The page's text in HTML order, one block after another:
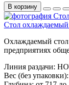
В корзину
Стол
Охлаждаемый
предприятиях
Линия раздачи:
Вес (без упаковки):